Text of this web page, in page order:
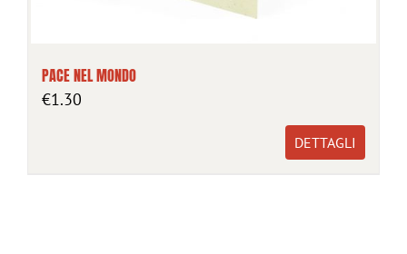
PACE NEL MONDO
€1.30
DETTAGLI